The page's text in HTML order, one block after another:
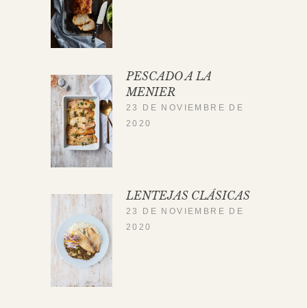
PESCADO A LA
MENIER
23 DE NOVIEMBRE DE
2020
LENTEJAS CLÁSICAS
23 DE NOVIEMBRE DE
2020